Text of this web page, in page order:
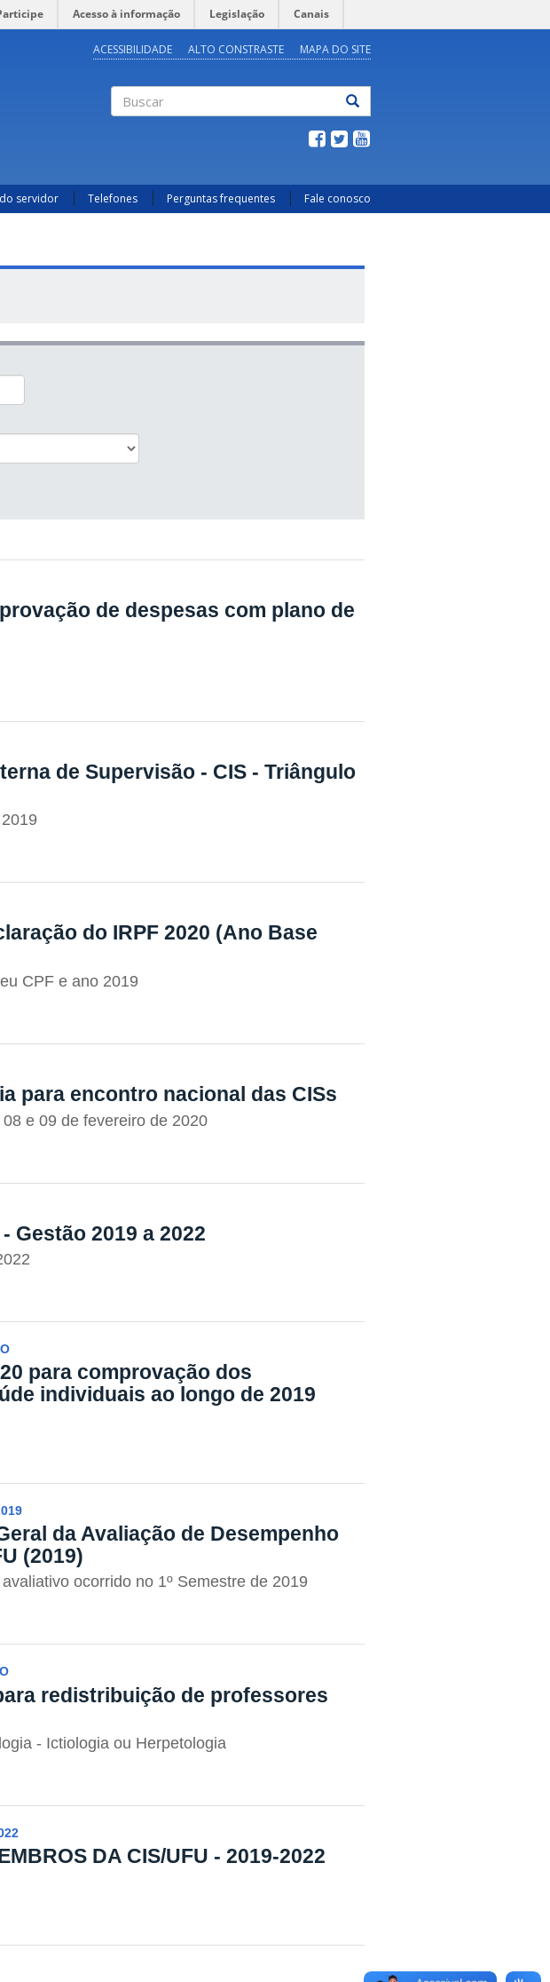
Acesso à informação Legislação Canais
ACESSIBILIDADE ALTO CONSTRASTE MAPA DO SITE
servidor Telefones Perguntas frequentes Fale conosco
de despesas com plano de
de Supervisão - CIS - Triângulo
do IRPF 2020 (Ano Base
CPF e ano 2019
para encontro nacional das CISs
e 09 de fevereiro de 2020
Gestão 2019 a 2022
para comprovação dos
individuais ao longo de 2019
da Avaliação de Desempenho
(2019)
ocorrido no 1º Semestre de 2019
redistribuição de professores
- Ictiologia ou Herpetologia
DA CIS/UFU - 2019-2022